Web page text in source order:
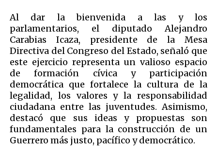
Al dar la bienvenida a las y los
parlamentarios, el diputado Alejandro
Carabias Icaza, presidente de la Mesa
Directiva del Congreso del Estado, señaló que
este ejercicio representa un valioso espacio
de formación cívica y participación
democrática que fortalece la cultura de la
legalidad, los valores y la responsabilidad
ciudadana entre las juventudes. Asimismo,
destacó que sus ideas y propuestas son
fundamentales para la construcción de un
Guerrero más justo, pacífico y democrático.